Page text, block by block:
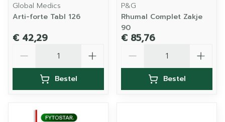
Global Medics
Arti-forte Tabl 126
€ 42,29
Bestel
P&G
Rhumal Complet Zakje
90
€ 85,76
Bestel